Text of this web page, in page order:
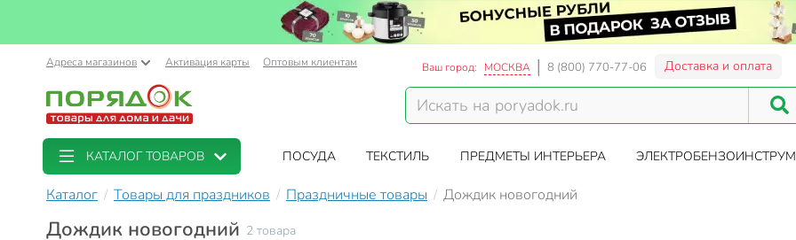
Адреса магазинов Активация карты Оптовым клиентам Ваш город: МОСКВА 8 (800) 770-77-06 Доставка и оплата
КАТАЛОГ ТОВАРОВ ПОСУДА ТЕКСТИЛЬ ПРЕДМЕТЫ ИНТЕРЬЕРА
Каталог Товары для праздников Праздничные товары Дождик новогодний
Дождик новогодний 2 товара